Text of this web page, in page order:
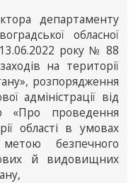
департаменту
обласної
13.06.2022 року № 88
на території
розпорядження
адміністрації від
проведення
області в умовах
безпечного
й видовищних